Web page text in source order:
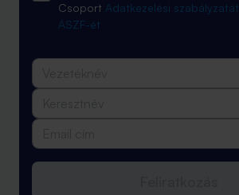
Csoport Adatkezelési szabályzatát
ÁSZF-ét